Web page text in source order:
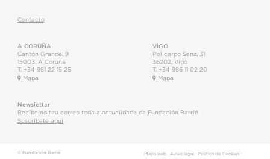
Contacto
A CORUÑA
Cantón Grande, 9
15003
A Coruña
T. +34 981 22 15 25
Mapa
VIGO
Policarpo Sanz, 31
36202 Vigo
T. +34 986 11 02 20
Mapa
Newsletter
Recibe no teu correo toda a actualidade da Fundación Barrié
Suscríbete aquí
© Fundación Barrié Mapa web· Aviso legal · Política de Cookies ·